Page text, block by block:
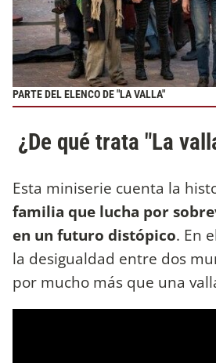
PARTE DEL ELENCO DE "LA VALLA"
¿De qué trata "La
Esta miniserie cuenta la
familia que lucha por
en un futuro distópico. En
la desigualdad entre dos
por mucho más que una